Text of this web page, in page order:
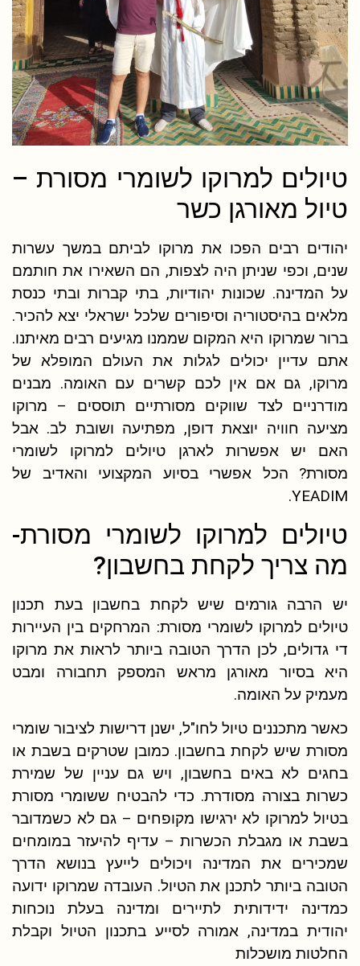
טיולים למרוקו לשומרי מסורת –
טיול מאורגן כשר
יהודים רבים הפכו את מרוקו לביתם במשך עשרות
שנים, וכפי שניתן היה לצפות, הם השאירו את חותמם
על המדינה. שכונות יהודיות, בתי קברות ובתי כנסת
מלאים בהיסטוריה וסיפורים שלכל ישראלי יצא להכיר.
ברור שמרוקו היא המקום שממנו מגיעים רבים מאיתנו.
אתם עדיין יכולים לגלות את העולם המופלא של
מרוקו, גם אם אין לכם קשרים עם האומה. מבנים
מודרניים לצד שווקים מסורתיים תוססים – מרוקו
מציעה חוויה יוצאת דופן, מפתיעה ושובת לב. אבל
האם יש אפשרות לארגן טיולים למרוקו לשומרי
מסורת? הכל אפשרי בסיוע המקצועי והאדיב של
YEADIM.
טיולים למרוקו לשומרי מסורת-
מה צריך לקחת בחשבון?
יש הרבה גורמים שיש לקחת בחשבון בעת תכנון
טיולים למרוקו לשומרי מסורת: המרחקים בין העיירות
די גדולים, לכן הדרך הטובה ביותר לראות את מרוקו
היא בסיור מאורגן מראש המספק תחבורה ומבט
מעמיק על האומה.
כאשר מתכננים טיול לחו"ל, ישנן דרישות לציבור שומרי
מסורת שיש לקחת בחשבון. כמובן שטרקים בשבת או
בחגים לא באים בחשבון, ויש גם עניין של שמירת
כשרות בצורה מסודרת. כדי להבטיח ששומרי מסורת
בטיול למרוקו לא ירגישו מקופחים – גם לא כשמדובר
בשבת או מגבלת הכשרות – עדיף להיעזר במומחים
שמכירים את המדינה ויכולים לייעץ בנושא הדרך
הטובה ביותר לתכנן את הטיול. העובדה שמרוקו ידועה
כמדינה ידידותית לתיירים ומדינה בעלת נוכחות
יהודית במדינה, אמורה לסייע בתכנון הטיול וקבלת
החלטות מושכלות